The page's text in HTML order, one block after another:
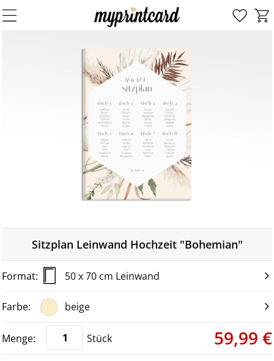
Sitzplan Leinwand Hochzeit "Bohemian"
50 x 70 cm Leinwand
beige
Stück 59,99 €